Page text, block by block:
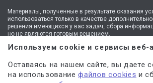
Материалы, полученные в результате оказания
использоваться только в качестве
решения имеющихся у вас задач, сбора
но не являются готовым решением.
* №1 на рынке консультационных услуг для
стационарных офисов-филиалов в 14 городах
вся Россия.
Мы используем файлы cookieисервисы веб-
Используем cookie и сервисы веб-
Оставаясь на нашем сайте, вы даете
на использованиефайлов cookies и